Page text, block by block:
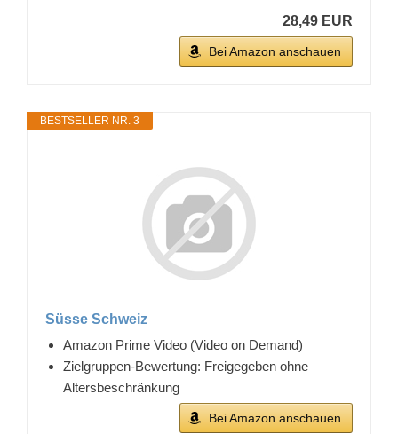
28,49 EUR
Bei Amazon anschauen
BESTSELLER NR. 3
Süsse Schweiz
Amazon Prime Video (Video on Demand)
Zielgruppen-Bewertung: Freigegeben ohne
Altersbeschränkung
Bei Amazon anschauen